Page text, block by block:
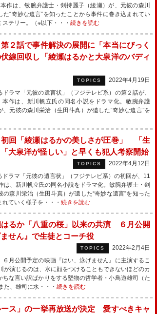
は、敏腕弁護士・剣持麗子（綾瀬）が、元彼の森川
た“奇妙な遺言”を知ったことから事件に巻き込まれてい
テリー。（※以下・・・ 続きを読む
第２話で事件解決の展開に「本当にびっく
線回収し「綾瀬はるかと大泉洋のバディ
TOPICS
2022年4月19日
ラマ「元彼の遺言状」（フジテレビ系）の第２話が、
作は、新川帆立氏の同名小説をドラマ化。敏腕弁護
、元彼の森川栄治（生田斗真）が遺した“奇妙な遺言”を
初回「綾瀬はるかの美しさが圧巻」 「生
大泉洋が怪しい」と早くも犯人考察開始
TOPICS
2022年4月12日
ラマ「元彼の遺言状」（フジテレビ系）の初回が、11
、新川帆立氏の同名小説をドラマ化。敏腕弁護士・剣
の森川栄治（生田斗真）が遺した“奇妙な遺言”を知った
ていく様子を・・・ 続きを読む
るか「八重の桜」以来の共演 ６月公開
せん』で生徒とコーチ役
TOPICS
2022年2月4日
月公開予定の映画『はい、泳げません』に主演するこ
演じるのは、水に顔をつけることもできないほどのカ
ちな言い訳ばかりをする堅物の哲学者・小鳥遊雄司（た
、雄司に水・・・ 続きを読む
ース」の一挙再放送が決定 愛すべきキャ